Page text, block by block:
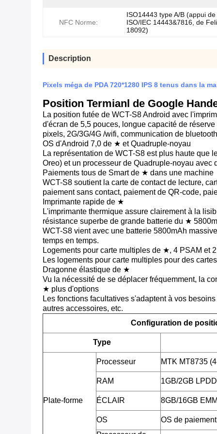
NFC Norme:
ISO14443 type A/B (appui
ISO/IEC 14443&7816, de
18092)
Description
Pixels méga de PDA 720*1280 IPS 8 tenus dans la
Position Termianl de Google
La position futée de WCT-S8 Android avec
d'écran de 5,5 pouces, longue capacité de
pixels, 2G/3G/4G /wifi, communication de
OS d'Android 7,0 de ★ et Quadruple-noyau
La représentation de WCT-S8 est plus haute que
Oreo) et un processeur de Quadruple-noyau
Paiements tous de Smart de ★ dans une machine
WCT-S8 soutient la carte de contact de lecture,
paiement sans contact, paiement de QR-code,
Imprimante rapide de ★
L'imprimante thermique assure clairement à la
résistance superbe de grande batterie du ★
WCT-S8 vient avec une batterie 5800mAh
temps en temps.
Logements pour carte multiples de ★, 4 PSAM et
Les logements pour carte multiples pour des
Dragonne élastique de ★
Vu la nécessité de se déplacer fréquemment, la
★ plus d'options
Les fonctions facultatives s'adaptent à vos
autres accessoires, etc.
Configuration de
Type
Plate-forme
Processeur MTK MT8735
RAM 1GB/2GB
ÉCLAIR 8GB/16GB
OS
OS de